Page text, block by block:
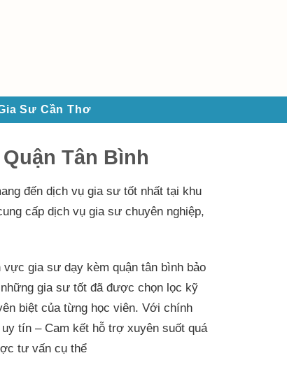
Sư Cần Thơ
Tân Bình
đến dịch vụ gia sư tốt nhất tại khu
cấp dịch vụ gia sư chuyên nghiệp,
gia sư dạy kèm quận tân bình bảo
gia sư tốt đã được chọn lọc kỹ
biệt của từng học viên. Với chính
tín – Cam kết hỗ trợ xuyên suốt quá
tư vấn cụ thể